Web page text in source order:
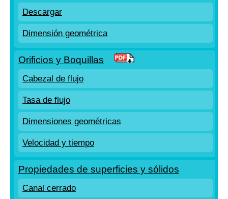
Descargar
Dimensión geométrica
Orificios y Boquillas
Cabezal de flujo
Tasa de flujo
Dimensiones geométricas
Velocidad y tiempo
Propiedades de superficies y sólidos
Canal cerrado